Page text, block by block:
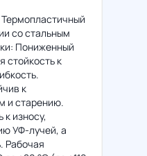
со стальным
Пониженный
стойкость к
к
и старению.
износу,
УФ-лучей, а
Рабочая